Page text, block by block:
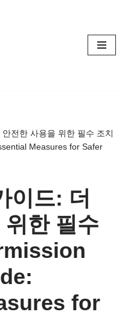
전한 사용을 위한 필수 조치
Measures for Safer
이드: 더
한 필수
for